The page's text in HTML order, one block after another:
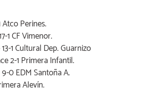
Atco Perines.
1 CF Vimenor.
1 Cultural Dep. Guarnizo
2-1 Primera Infantil.
0 EDM Santoña A.
Alevín.